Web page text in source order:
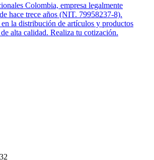
Colombia, empresa legalmente
hace trece años (NIT. 79958237-8).
la distribución de artículos y productos
alta calidad. Realiza tu cotización.